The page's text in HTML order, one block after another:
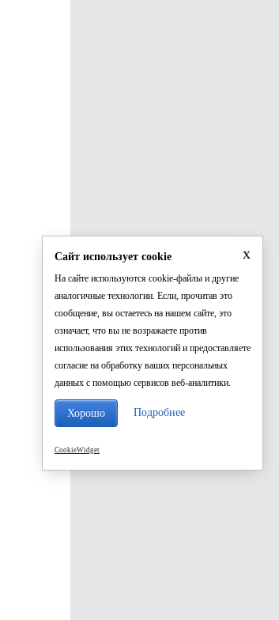
x
Сайт использует cookie
На сайте используются cookie-файлы и другие
аналогичные технологии. Если, прочитав это
сообщение, вы остаетесь на нашем сайте, это
означает, что вы не возражаете против
использования этих технологий и предоставляете
согласие на обработку ваших персональных
данных с помощью сервисов веб-аналитики.
Хорошо Подробнее
CookieWidget